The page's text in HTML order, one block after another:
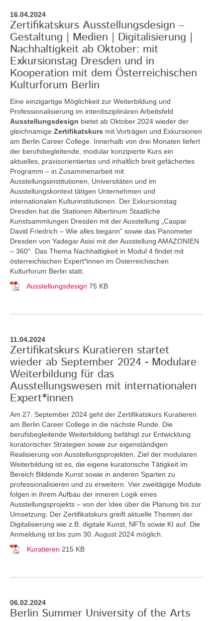
16.04.2024
Zertifikatskurs Ausstellungsdesign –
Gestaltung | Medien | Digitalisierung |
Nachhaltigkeit ab Oktober: mit
Exkursionstag Dresden und in
Kooperation mit dem Österreichischen
Kulturforum Berlin
Eine einzigartige Möglichkeit zur Weiterbildung und
Professionalisierung im interdisziplinären Arbeitsfeld
Ausstellungsdesign bietet ab Oktober 2024 wieder der
gleichnamige Zertifikatskurs mit Vorträgen und Exkursionen
am Berlin Career College. Innerhalb von drei Monaten liefert
der berufsbegleitende, modular konzipierte Kurs ein
aktuelles, praxisorientiertes und inhaltlich breit gefächertes
Programm – in Zusammenarbeit mit
Ausstellungsinstitutionen, Universitäten und im
Ausstellungskontext tätigen Unternehmen und
internationalen Kulturinstitutionen. Der Exkursionstag
Dresden hat die Stationen Albertinum Staatliche
Kunstsammlungen Dresden mit der Ausstellung „Caspar
David Friedrich – Wie alles begann“ sowie das Panometer
Dresden von Yadegar Asisi mit der Ausstellung AMAZONIEN
– 360°. Das Thema Nachhaltigkeit in Modul 4 findet mit
österreichischen Expert*innen im Österreichischen
Kulturforum Berlin statt.
Ausstellungsdesign 75 KB
11.04.2024
Zertifikatskurs Kuratieren startet
wieder ab September 2024 - Modulare
Weiterbildung für das
Ausstellungswesen mit internationalen
Expert*innen
Am 27. September 2024 geht der Zertifikatskurs Kuratieren
am Berlin Career College in die nächste Runde. Die
berufsbegleitende Weiterbildung befähigt zur Entwicklung
kuratorischer Strategien sowie zur eigenständigen
Realisierung von Ausstellungsprojekten. Ziel der modularen
Weiterbildung ist es, die eigene kuratorische Tätigkeit im
Bereich Bildende Kunst sowie in anderen Sparten zu
professionalisieren und zu erweitern. Vier zweitägige Module
folgen in ihrem Aufbau der inneren Logik eines
Ausstellungsprojekts – von der Idee über die Planung bis zur
Umsetzung. Der Zertifikatskurs greift aktuelle Themen der
Digitalisierung wie z.B. digitale Kunst, NFTs sowie KI auf. Die
Anmeldung ist bis zum 30. August 2024 möglich.
Kuratieren 215 KB
06.02.2024
Berlin Summer University of the Arts